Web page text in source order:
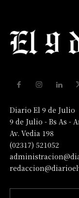
Diario El 9 de Julio
9 de Julio - Bs As -
Av. Vedia 198
(02317) 521052